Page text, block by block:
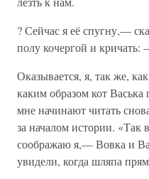
? Сейчас я её спугну,—
полу кочергой и
Оказывается, я, так же,
каким образом кот
мне начинают читать
за началом истории.
соображаю я,— Вовка и
увидели, когда шляпа